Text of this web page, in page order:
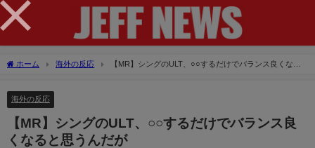
ホーム 海外の反応
【MR】シングのULT、○○するだけでバランス良くなる
海外の反応
【MR】シングのULT、○○するだけでバランス良
くなると思うんだが
×